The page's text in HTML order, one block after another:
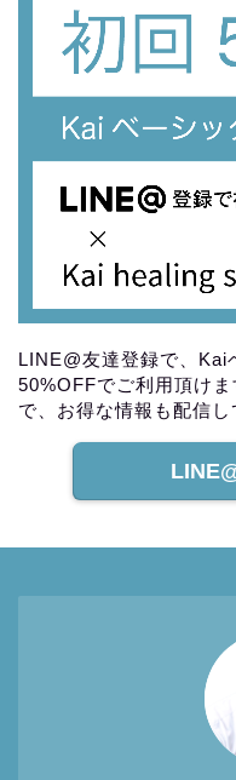
LINE@友達登録で、Kai
50%OFFでご利用頂け
で、お得な情報も配信し